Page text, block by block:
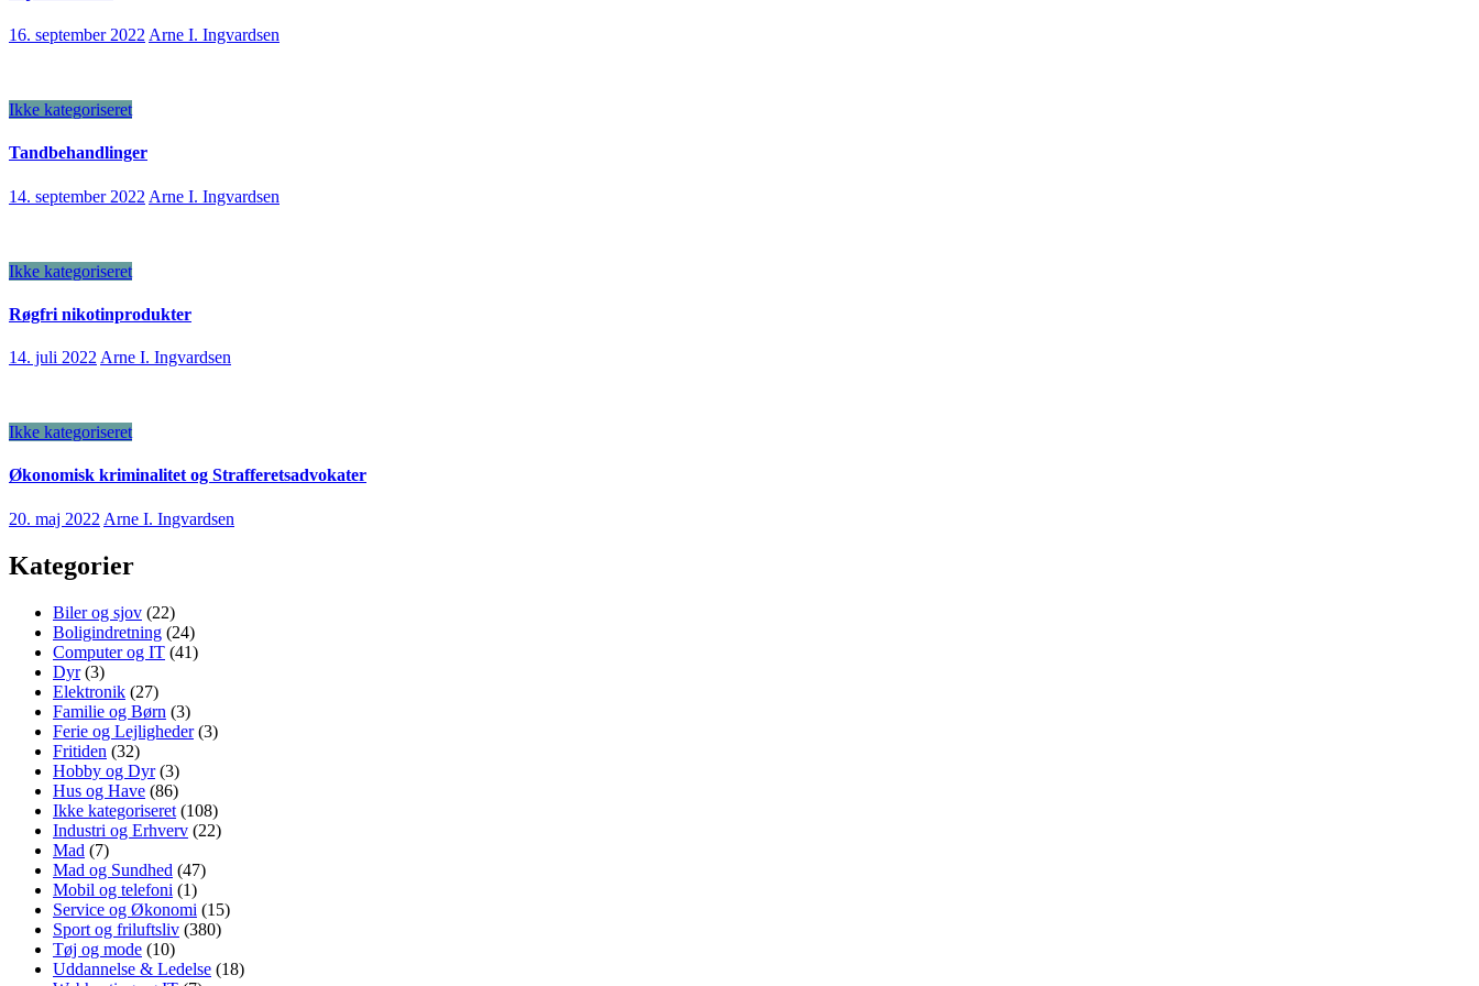
16. september 2022 Arne I. Ingvardsen
Ikke kategoriseret
Tandbehandlinger
14. september 2022 Arne I. Ingvardsen
Ikke kategoriseret
Røgfri nikotinprodukter
14. juli 2022 Arne I. Ingvardsen
Ikke kategoriseret
Økonomisk kriminalitet og Strafferetsadvokater
20. maj 2022 Arne I. Ingvardsen
Kategorier
Biler og sjov (22)
Boligindretning (24)
Computer og IT (41)
Dyr(3)
Elektronik (27)
Familie og Børn (3)
Ferie og Lejligheder(3)
Fritiden (32)
Hobby og Dyr(3)
Hus og Have (86)
Ikke kategoriseret (108)
Industri og Erhverv (22)
Mad (7)
Mad og Sundhed (47)
Mobil og telefoni (1)
Service og Økonomi (15)
Sport og friluftsliv (380)
Tøj og mode (10)
Uddannelse & Ledelse (18)